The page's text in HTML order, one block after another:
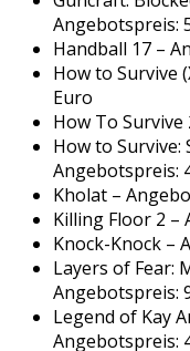
Angebotspreis:
Handball 17 –
How to Survive
Euro
How To Survive
How to
Angebotspreis:
Kholat –
Killing Floor 2 –
Knock-Knock –
Layers of Fear:
Angebotspreis:
Legend of Kay
Angebotspreis: